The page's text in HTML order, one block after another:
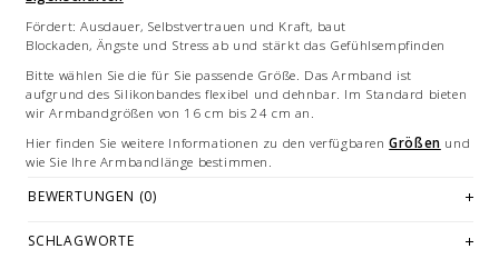
Fördert: Ausdauer, Selbstvertrauen und Kraft, baut
Blockaden, Ängste und Stress ab und stärkt das Gefühlsempfinden
Bitte wählen Sie die für Sie passende Größe. Das Armband ist
aufgrund des Silikonbandes flexibel und dehnbar. Im Standard bieten
wir Armbandgrößen von 16 cm bis 24 cm an.
Hier finden Sie weitere Informationen zu den verfügbarenGrößen und
wie Sie Ihre Armbandlänge bestimmen.
Jedes Armband ist ein handgemachtes Unikat - hergestellt in
Bilddarstellung: beispielhafte Aufnahme eines Armbandes von 21
BEWERTUNGEN (0)
SCHLAGWORTE